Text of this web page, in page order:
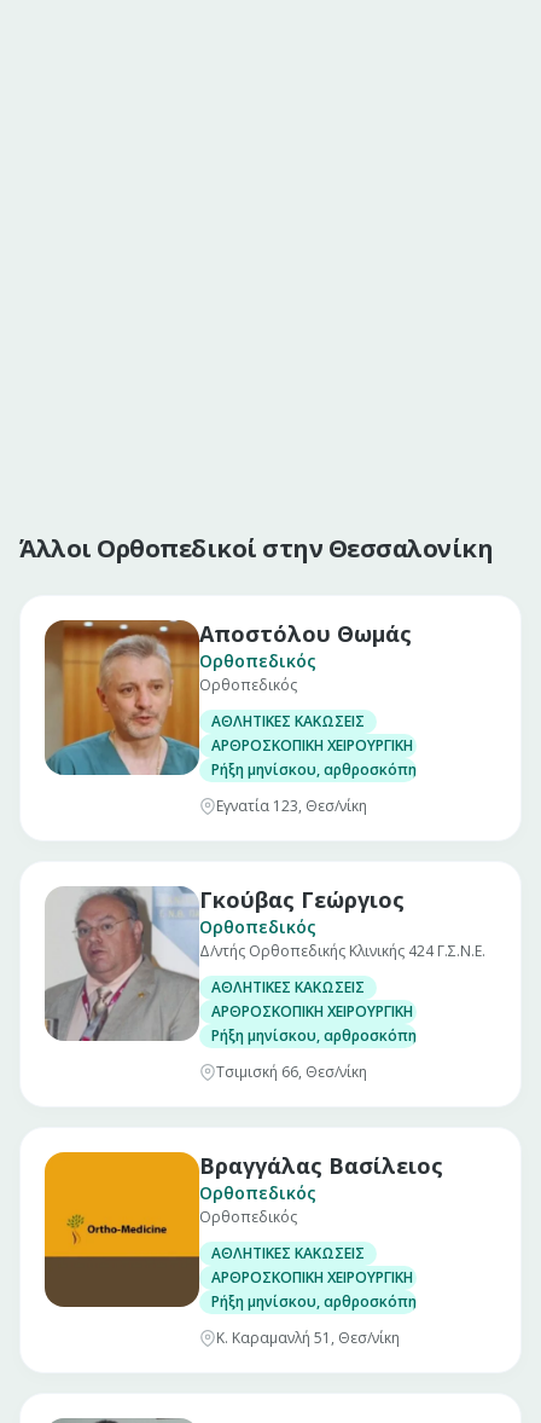
Άλλοι Ορθοπεδικοί στην Θεσσαλονίκη
Αποστόλου Θωμάς
Ορθοπεδικός
Ορθοπεδικός
ΑΘΛΗΤΙΚΕΣ ΚΑΚΩΣΕΙΣ
ΑΡΘΡΟΣΚΟΠΙΚΗ ΧΕΙΡΟΥΡΓΙΚΗ ΓΟΝΑΤΟΣ
Ρήξη μηνίσκου, αρθροσκόπηση γόνατος
Εγνατία 123, Θεσ/νίκη
Γκούβας Γεώργιος
Ορθοπεδικός
Δ/ντής Ορθοπεδικής Κλινικής 424 Γ.Σ.Ν.Ε.
ΑΘΛΗΤΙΚΕΣ ΚΑΚΩΣΕΙΣ
ΑΡΘΡΟΣΚΟΠΙΚΗ ΧΕΙΡΟΥΡΓΙΚΗ ΓΟΝΑΤΟΣ
Ρήξη μηνίσκου, αρθροσκόπηση γόνατος
Τσιμισκή 66, Θεσ/νίκη
Βραγγάλας Βασίλειος
Ορθοπεδικός
Ορθοπεδικός
ΑΘΛΗΤΙΚΕΣ ΚΑΚΩΣΕΙΣ
ΑΡΘΡΟΣΚΟΠΙΚΗ ΧΕΙΡΟΥΡΓΙΚΗ ΓΟΝΑΤΟΣ
Ρήξη μηνίσκου, αρθροσκόπηση γόνατος
Κ. Καραμανλή 51, Θεσ/νίκη